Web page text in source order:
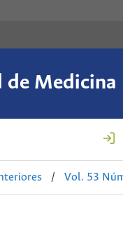
de Medicina
/ Vol. 53